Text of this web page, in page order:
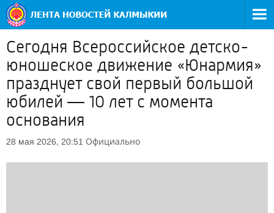
Сегодня Всероссийское детско-
юношеское движение «Юнармия»
празднует свой первый большой
юбилей — 10 лет с момента
основания
28 мая 2026, 20:51 Официально